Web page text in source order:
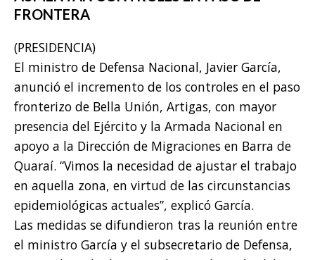
FRONTERA
(PRESIDENCIA)
El ministro de Defensa Nacional, Javier García,
anunció el incremento de los controles en el paso
fronterizo de Bella Unión, Artigas, con mayor
presencia del Ejército y la Armada Nacional en
apoyo a la Dirección de Migraciones en Barra de
Quaraí. “Vimos la necesidad de ajustar el trabajo
en aquella zona, en virtud de las circunstancias
epidemiológicas actuales”, explicó García.
Las medidas se difundieron tras la reunión entre
el ministro García y el subsecretario de Defensa,